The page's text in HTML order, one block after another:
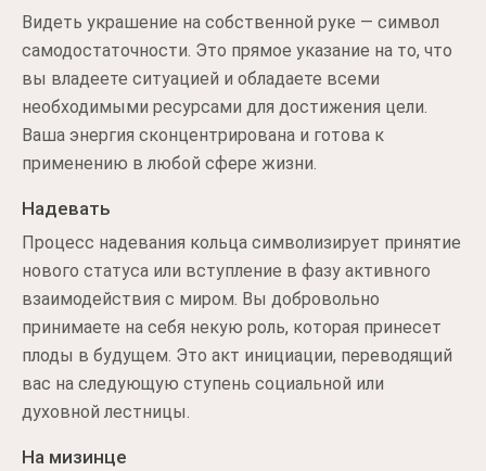
Видеть украшение на собственной руке — символ
самодостаточности. Это прямое указание на то, что
вы владеете ситуацией и обладаете всеми
необходимыми ресурсами для достижения цели.
Ваша энергия сконцентрирована и готова к
применению в любой сфере жизни.
Надевать
Процесс надевания кольца символизирует принятие
нового статуса или вступление в фазу активного
взаимодействия с миром. Вы добровольно
принимаете на себя некую роль, которая принесет
плоды в будущем. Это акт инициации, переводящий
вас на следующую ступень социальной или
духовной лестницы.
На мизинце